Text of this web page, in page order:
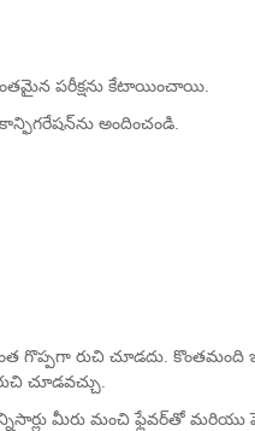
పరీక్షను కేటాయించాయి.
అందించండి.
గొప్పగా రుచి చూడదు.
చూడవచ్చు.
మీరు మంచి ఫ్లేవర్‌తో మరియు